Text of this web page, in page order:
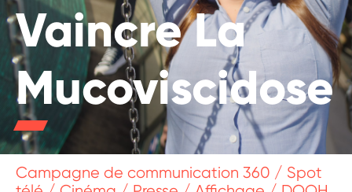
Vaincre La
Mucoviscidose
Campagne de communication 360 / Spot